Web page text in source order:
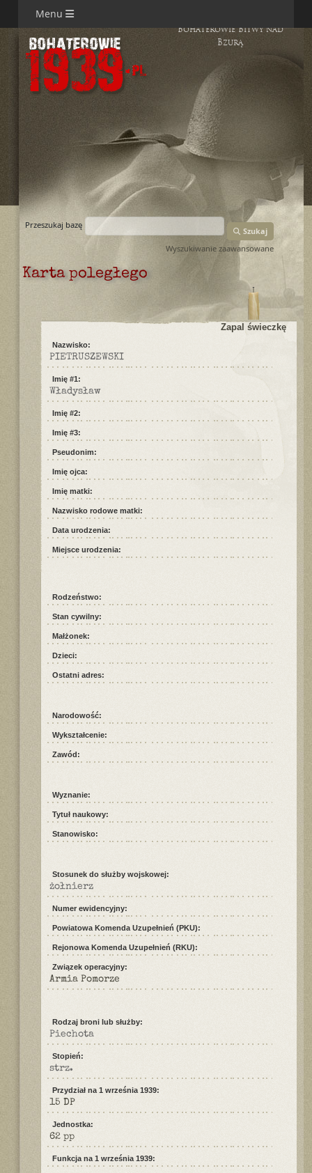
Menu
Bohaterowie Bitwy nad
Bzurą
Przeszukaj bazę
Szukaj
Wyszukiwanie zaawansowane
Karta poległego
Zapal świeczkę
Nazwisko:
PIETRUSZEWSKI
Imię #1:
Władysław
Imię #2:
Imię #3:
Pseudonim:
Imię ojca:
Imię matki:
Nazwisko rodowe matki:
Data urodzenia:
Miejsce urodzenia:
Rodzeństwo:
Stan cywilny:
Małżonek:
Dzieci:
Ostatni adres:
Narodowość:
Wykształcenie:
Zawód:
Wyznanie:
Tytuł naukowy:
Stanowisko:
Stosunek do służby wojskowej:
żołnierz
Numer ewidencyjny:
Powiatowa Komenda Uzupełnień (PKU):
Rejonowa Komenda Uzupełnień (RKU):
Związek operacyjny:
Armia Pomorze
Rodzaj broni lub służby:
Piechota
Stopień:
strz.
Przydział na 1 września 1939:
15 DP
Jednostka:
62 pp
Funkcja na 1 września 1939: